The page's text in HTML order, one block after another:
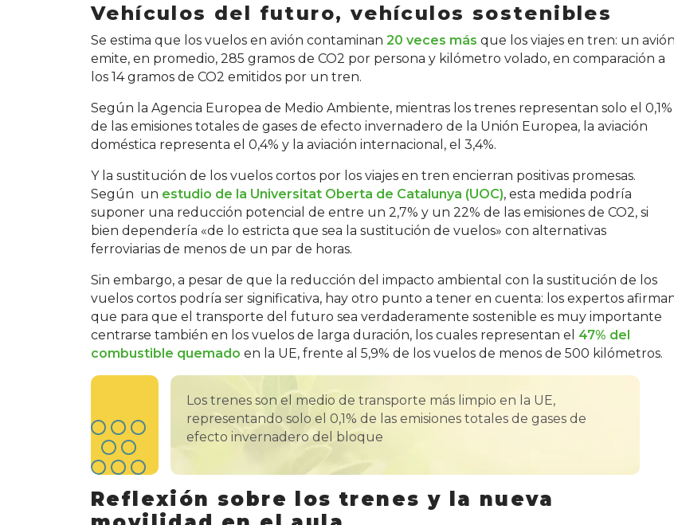
Vehículos del futuro, vehículos sostenibles
Se estima que los vuelos en avión contaminan 20 veces más que los viajes en tren: un avión
emite, en promedio, 285 gramos de CO2 por persona y kilómetro volado, en comparación a
los 14 gramos de CO2 emitidos por un tren.
Según la Agencia Europea de Medio Ambiente, mientras los trenes representan solo el 0,1%
de las emisiones totales de gases de efecto invernadero de la Unión Europea, la aviación
doméstica representa el 0,4% y la aviación internacional, el 3,4%.
Y la sustitución de los vuelos cortos por los viajes en tren encierran positivas promesas.
Según un estudio de la Universitat Oberta de Catalunya (UOC), esta medida podría
suponer una reducción potencial de entre un 2,7% y un 22% de las emisiones de CO2, si
bien dependería «de lo estricta que sea la sustitución de vuelos» con alternativas
ferroviarias de menos de un par de horas.
Sin embargo, a pesar de que la reducción del impacto ambiental con la sustitución de los
vuelos cortos podría ser significativa, hay otro punto a tener en cuenta: los expertos
que para que el transporte del futuro sea verdaderamente sostenible es muy importante
centrarse también en los vuelos de larga duración, los cuales representan el 47% del
combustible quemado en la UE, frente al 5,9% de los vuelos de menos de 500 kilómetros.
Los trenes son el medio de transporte más limpio en la UE,
representando solo el 0,1% de las emisiones totales de gases de
efecto invernadero del bloque
Reflexión sobre los trenes y la nueva